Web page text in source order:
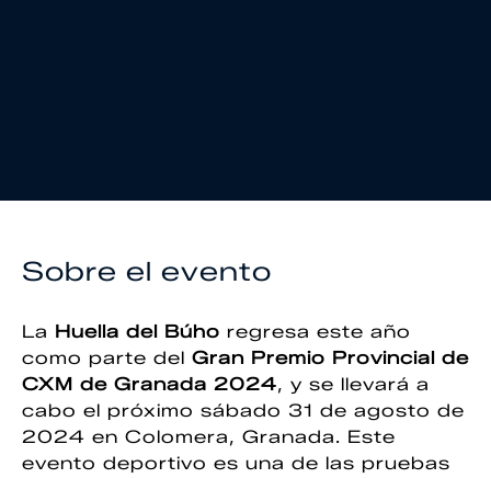
Sobre el evento
La Huella del Búho regresa este año
como parte del Gran Premio Provincial de
CXM de Granada 2024, y se llevará a
cabo el próximo sábado 31 de agosto de
2024 en Colomera, Granada. Este
evento deportivo es una de las pruebas